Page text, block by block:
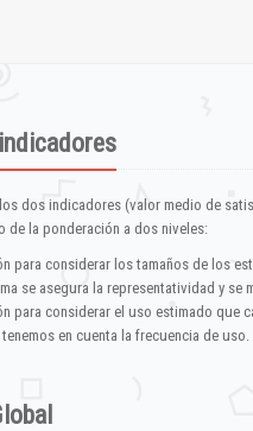
dos indicadores (valor medio de
de la ponderación a dos niveles:
para considerar los tamaños de los
se asegura la representatividad y se
para considerar el uso estimado que
en cuenta la frecuencia de uso.